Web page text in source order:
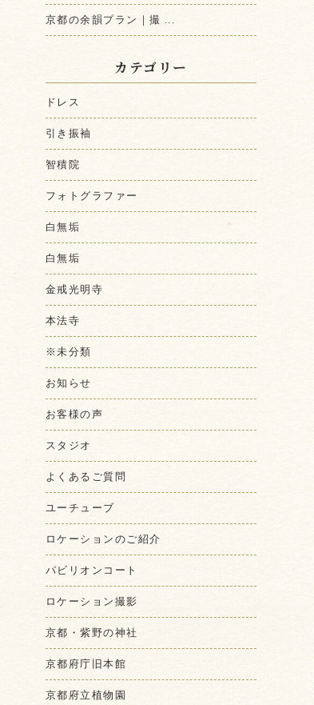
京都の余韻プラン｜撮 ...
カテゴリー
ドレス
引き振袖
智積院
フォトグラファー
白無垢
白無垢
金戒光明寺
本法寺
※未分類
お知らせ
お客様の声
スタジオ
よくあるご質問
ユーチューブ
ロケーションのご紹介
パビリオンコート
ロケーション撮影
京都・紫野の神社
京都府庁旧本館
京都府立植物園